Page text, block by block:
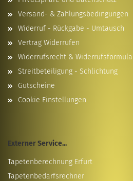
Versand- & Zahlungsbedingungen
Widerruf - Rückgabe - Umtausch
Vertrag Widerrufen
Widerrufsrecht &
Streitbeteiligung - Schlichtung
Gutscheine
Cookie Einstellungen
Externer Service...
Tapetenberechnung Erfurt
Tapetenbedarfsrechner